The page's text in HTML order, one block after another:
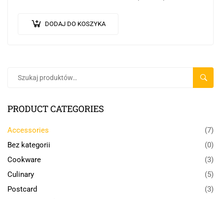
DODAJ DO KOSZYKA
PRODUCT CATEGORIES
Accessories
(7)
Bez kategorii
(0)
Cookware
(3)
Culinary
(5)
Postcard
(3)